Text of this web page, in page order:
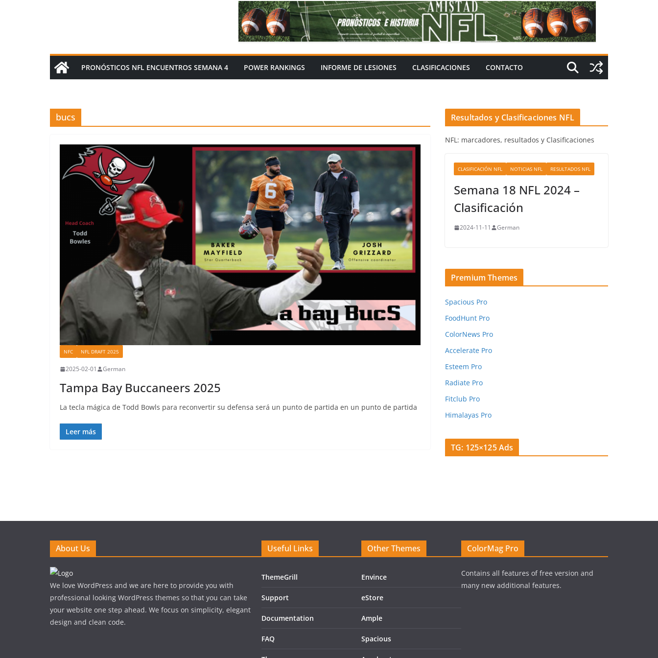
PRONÓSTICOS NFL ENCUENTROS SEMANA 4 POWER RANKINGS INFORME DE LESIONES CLASIFICACIONES CONTACTO
bucs
NFC NFL DRAFT 2025
2025-02-01 German
Tampa Bay Buccaneers 2025
La tecla mágica de Todd Bowls para reconvertir su defensa será un punto de partida en un punto de partida
Leer más
Resultados y Clasificaciones NFL
NFL: marcadores, resultados y Clasificaciones
CLASIFICACIÓN NFL NOTICIAS NFL RESULTADOS NFL
Semana 18 NFL 2024 –
Clasificación
2024-11-11 German
Premium Themes
Spacious Pro
FoodHunt Pro
ColorNews Pro
Accelerate Pro
Esteem Pro
Radiate Pro
Fitclub Pro
Himalayas Pro
TG: 125×125 Ads
About Us
We love WordPress and we are here to provide you with
professional looking WordPress themes so that you can take
your website one step ahead. We focus on simplicity, elegant
design and clean code.
Useful Links
ThemeGrill
Support
Documentation
FAQ
Other Themes
Envince
eStore
Ample
Spacious
ColorMag Pro
Contains all features of free version and
many new additional features.